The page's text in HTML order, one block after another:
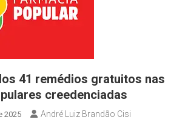
41 remédios gratuitos nas
creedenciadas
2025 André Luiz Brandão Cisi